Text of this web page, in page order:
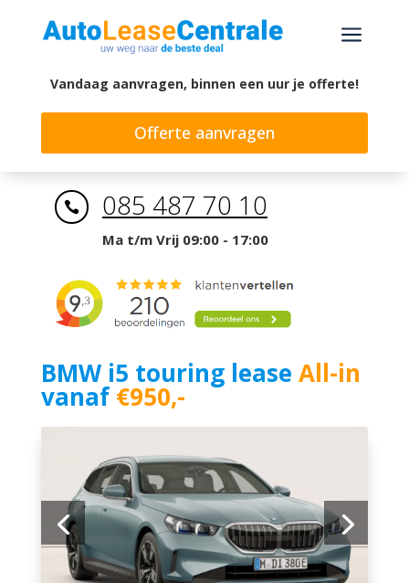
a
Vandaag aanvragen, binnen een uur je offerte!
Offerte aanvragen
 085 487 70 10
Ma t/m Vrij 09:00 - 17:00
BMW i5 touring lease All-in
vanaf€950,-